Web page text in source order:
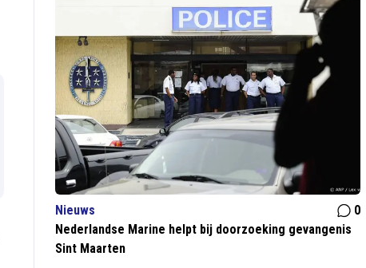
Nieuws
0
Nederlandse Marine helpt bij doorzoeking gevangenis
Sint Maarten